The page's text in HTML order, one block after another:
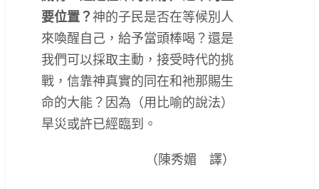
要位置？ 神的子民是否在等候別人
來喚醒自己，給予當頭棒喝？還是
我們可以採取主動，接受時代的挑
戰，信靠神真實的同在和祂那賜生
命的大能？因為（用比喻的說法）
旱災或許已經臨到。
（陳秀媚 譯）